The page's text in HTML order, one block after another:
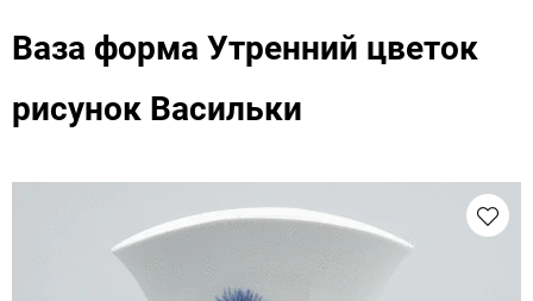
Ваза форма Утренний цветок
рисунок Васильки